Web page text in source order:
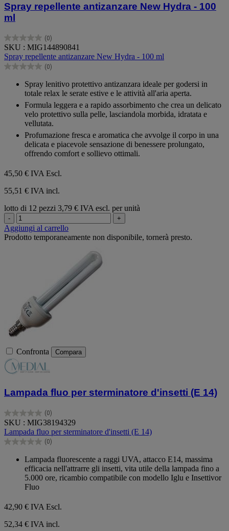
Spray repellente antizanzare New Hydra - 100
ml
(0)
0.0
su
5
stelle.
SKU : MIG144890841
Spray repellente antizanzare New Hydra - 100 ml
(0)
0.0
Spray lenitivo protettivo antizanzara ideale per godersi in
totale relax le serate estive e le attività all'aria aperta.
Formula leggera e a rapido assorbimento che crea un delicato
velo protettivo sulla pelle, lasciandola morbida, idratata e
vellutata.
Profumazione fresca e aromatica che avvolge il corpo in una
delicata e piacevole sensazione di benessere prolungato,
offrendo comfort e sollievo ottimali.
45,50 € IVA Escl.
55,51 € IVA incl.
lotto di 12 pezzi 3,79 € IVA escl. per unità
- +
Aggiungi al carrello
Prodotto temporaneamente non disponibile, tornerà presto.
Confronta Compara
Lampada fluo per sterminatore d'insetti (E 14)
(0)
0.0
su
5
stelle.
SKU : MIG38194329
Lampada fluo per sterminatore d'insetti (E 14)
(0)
0.0
Lampada fluorescente a raggi UVA, attacco E14, massima
efficacia nell'attrarre gli insetti, vita utile della lampada fino a
5.000 ore, ricambio compatibile con modello Iglu e Insettivor
Fluo
42,90 € IVA Escl.
52,34 € IVA incl.